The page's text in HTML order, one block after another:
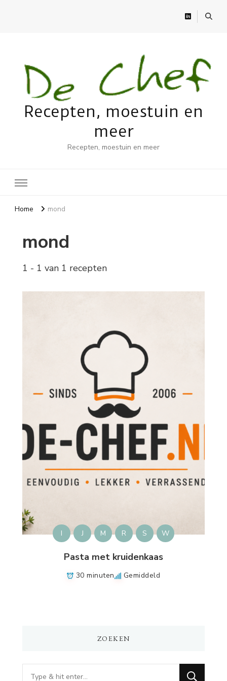
Recepten, moestuin en
meer
Recepten, moestuin en meer
Home mond
mond
1 - 1 van 1 recepten
I J M R S W
Pasta met kruidenkaas
30 minuten Gemiddeld
ZOEKEN
Op